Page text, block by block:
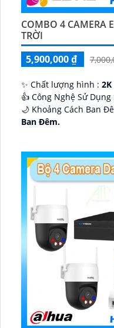
COMBO 4 CAMERA
TRỜI
5,900,000 ₫
✨ Chất lượng hình :
Ban Ðêm.